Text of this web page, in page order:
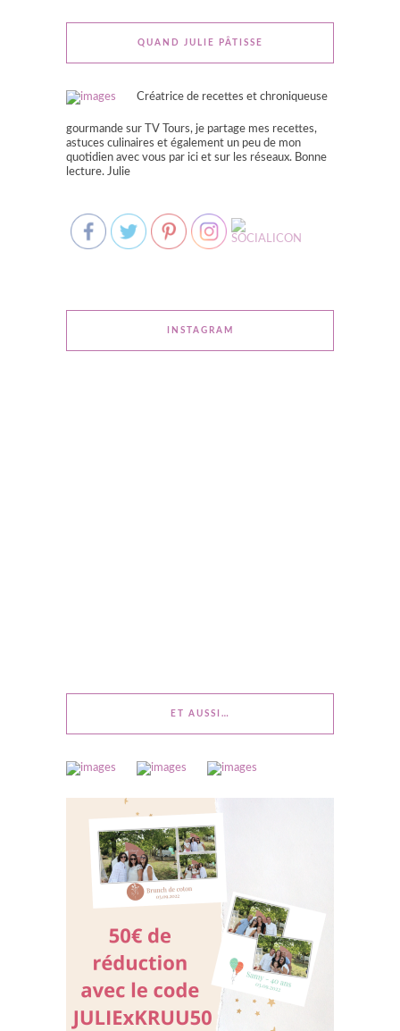
QUAND JULIE PÂTISSE
Créatrice de recettes et chroniqueuse
gourmande sur TV Tours, je partage mes recettes,
astuces culinaires et également un peu de mon
quotidien avec vous par ici et sur les réseaux. Bonne
lecture. Julie
INSTAGRAM
ET AUSSI…